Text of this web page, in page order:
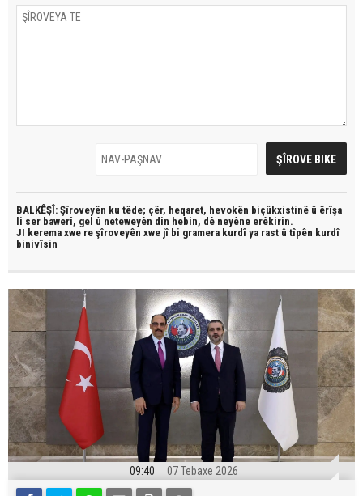
BALKÊŞÎ: Şîroveyên ku têde; çêr, heqaret, hevokên biçûkxistinê û êrîşa
li ser bawerî, gel û neteweyên din hebin, dê neyêne erêkirin.
JI kerema xwe re şîroveyên xwe jî bi gramera kurdî ya rast û tîpên kurdî
binivîsin
09:40 07 Tebaxe 2026